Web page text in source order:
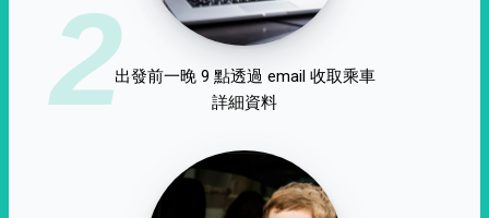
2出發前一晚 9 點透過 email 收取乘車
詳細資料